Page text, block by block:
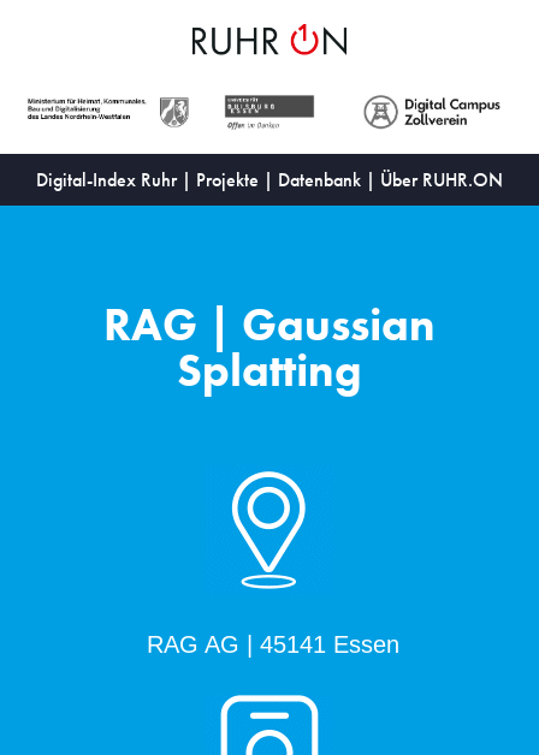
Digital-Index Ruhr| Projekte | Datenbank | Über RUHR.ON
RAG | Gaussian
Splatting
RAG AG | 45141 Essen